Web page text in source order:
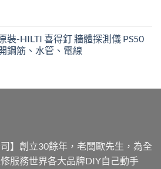
裝-HILTI 喜得釘 牆體探測儀 PS50
鋼筋、水管、電線
】創立30餘年，老闆歐先生，為全
服務世界各大品牌DIY自己動手